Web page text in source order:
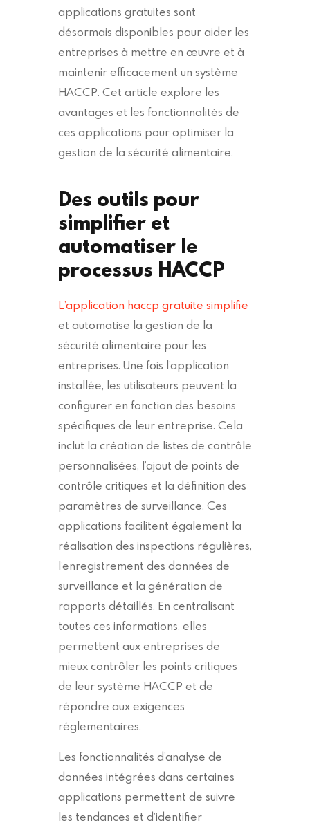
applications gratuites sont
désormais disponibles pour aider les
entreprises à mettre en œuvre et à
maintenir efficacement un système
HACCP. Cet article explore les
avantages et les fonctionnalités de
ces applications pour optimiser la
gestion de la sécurité alimentaire.
Des outils pour
simplifier et
automatiser le
processus HACCP
L’application haccp gratuite simplifie
et automatise la gestion de la
sécurité alimentaire pour les
entreprises. Une fois l’application
installée, les utilisateurs peuvent la
configurer en fonction des besoins
spécifiques de leur entreprise. Cela
inclut la création de listes de contrôle
personnalisées, l’ajout de points de
contrôle critiques et la définition des
paramètres de surveillance. Ces
applications facilitent également la
réalisation des inspections régulières,
l’enregistrement des données de
surveillance et la génération de
rapports détaillés. En centralisant
toutes ces informations, elles
permettent aux entreprises de
mieux contrôler les points critiques
de leur système HACCP et de
répondre aux exigences
réglementaires.
Les fonctionnalités d’analyse de
données intégrées dans certaines
applications permettent de suivre
les tendances et d’identifier